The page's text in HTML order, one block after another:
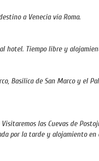
a Venecia vía Roma.
hotel. Tiempo libre y
Basílica de San Marco y el
las Cuevas de
por la tarde y alojamiento en